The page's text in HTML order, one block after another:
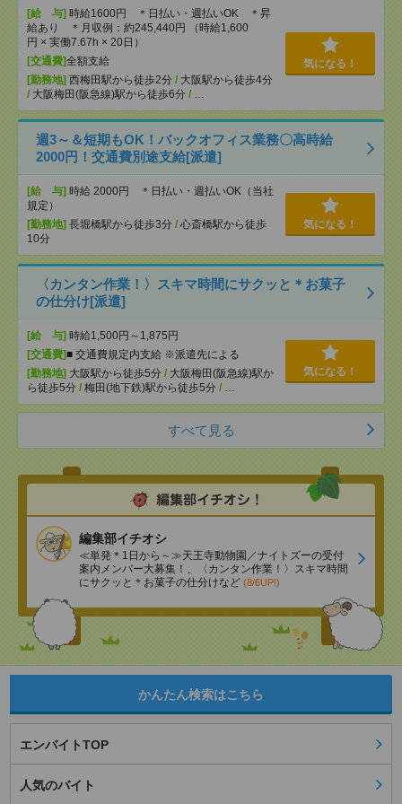
[給 与] 時給1600円 ＊日払い・週払いOK ＊昇
給あり ＊月収例：約245,440円 （時給1,600
円 × 実働7.67h × 20日）
[交通費]全額支給
[勤務地] 西梅田駅から徒歩2分 / 大阪駅から徒歩4分
/ 大阪梅田(阪急線)駅から徒歩6分 / …
気になる！
週3～＆短期もOK！バックオフィス業務〇高時給
2000円！交通費別途支給[派遣]
[給 与] 時給 2000円 ＊日払い・週払いOK（当社
規定）
[勤務地] 長堀橋駅から徒歩3分 / 心斎橋駅から徒歩
10分
気になる！
〈カンタン作業！〉スキマ時間にサクッと＊お菓子
の仕分け[派遣]
[給 与] 時給1,500円～1,875円
[交通費]■ 交通費規定内支給 ※派遣先による
[勤務地] 大阪駅から徒歩5分 / 大阪梅田(阪急線)駅か
ら徒歩5分 / 梅田(地下鉄)駅から徒歩5分 / …
気になる！
すべて見る
編集部イチオシ
≪単発＊1日から～≫天王寺動物園／ナイトズーの受付
案内メンバー大募集！、〈カンタン作業！〉スキマ時間
にサクッと＊お菓子の仕分けなど (8/6UP!)
かんたん検索はこちら
エンバイトTOP
人気のバイト